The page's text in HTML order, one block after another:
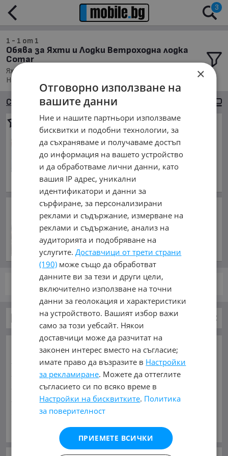
3
1 - 1 от 1
Обява за Яхти и Лодки Ветроходна лодка
Comar
Яхти и Лодки, Ветроходна лодка Comar; Подредени по:
Най-новите обяви
Сортиране
Ветроходна лодка Comar
comet 701
10 300 €
20 145.05 лв.
октомври 1985 г., Дизелов
обл. Добрич, гр. Балчик
Атака с дронове срещу
Москва и Севастопол
преди 51 минути
стр. от 1
Яхти и Лодки Ветроходна лодка
Виж Още
ОСНОВНИ КАТЕГОРИИ В MOBILE.BG:
Карта на сайта Автомобили и Джипове Бусове
Камиони Мотоциклети Селскостопански
Индустриални Кари Каравани Яхти и Лодки
Ремаркета Велосипеди Части Аксесоари
Гуми и джанти Купува Услуги
Ветроходна лодка (59) Джет
(233)
Извънбордов двигател (125) Лодка (280)
×
Отговорно използване на
вашите данни
Ние и нашите партньори използваме
бисквитки и подобни технологии, за
да съхраняваме и получаваме достъп
до информация на вашето устройство
и да обработваме лични данни, като
вашия IP адрес, уникални
идентификатори и данни за
сърфиране, за персонализирани
реклами и съдържание, измерване на
реклами и съдържание, анализ на
аудиторията и подобряване на
услугите.Доставчици от трети страни
(190) може също да обработват
данните ви за тези и други цели,
включително използване на точни
данни за геолокация и характеристики
на устройството. Вашият избор важи
само за този уебсайт. Някои
доставчици може да разчитат на
законен интерес вместо на съгласие;
имате право да възразите в Настройки
за рекламиране. Можете да оттеглите
съгласието си по всяко време в
Настройки на бисквитките. Политика
за поверителност
ПРИЕМЕТЕ ВСИЧКИ